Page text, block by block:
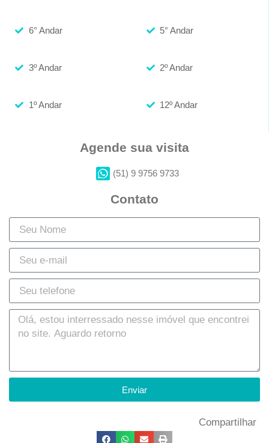
6° Andar 5° Andar
3º Andar 2º Andar
1º Andar 12º Andar
Agende sua visita
(51) 9 9756 9733
Contato
Enviar
Compartilhar